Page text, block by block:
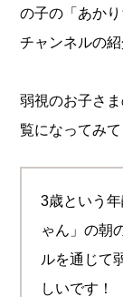
の子の「あかり
チャンネルの
弱視のお子さ
覧になってみて
3歳という
ゃん」の朝
ルを通じて
しいです！